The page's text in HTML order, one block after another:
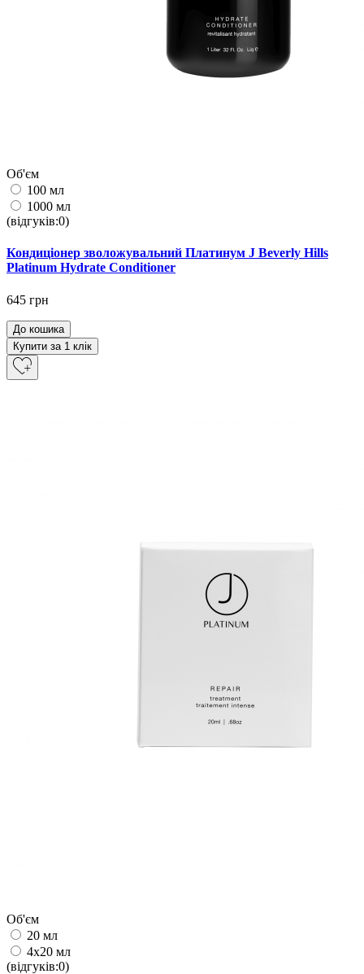
Об'єм
100 мл
1000 мл
(відгуків:0)
Кондиціонер зволожувальний Платинум J Beverly Hills
Platinum Hydrate Conditioner
645 грн
До кошика
Купити за 1 клiк
Об'єм
20 мл
4х20 мл
(відгуків:0)